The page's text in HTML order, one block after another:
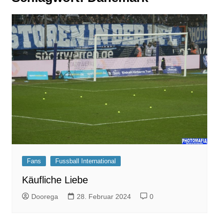
Fans Fussball International
Käufliche Liebe
Doorega 28. Februar 2024 0